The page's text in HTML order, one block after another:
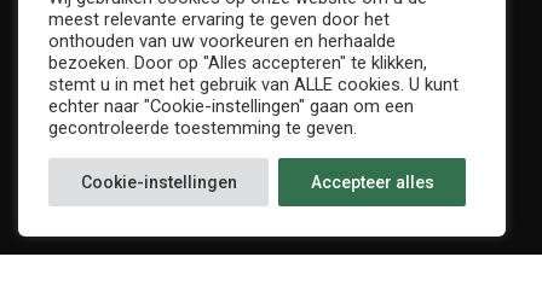
Socio Business Club
meest relevante ervaring te geven door het
onthouden van uw voorkeuren en herhaalde
bezoeken. Door op "Alles accepteren" te klikken,
stemt u in met het gebruik van ALLE cookies. U kunt
echter naar "Cookie-instellingen" gaan om een
gecontroleerde toestemming te geven.
Cookie-instellingen Accepteer alles